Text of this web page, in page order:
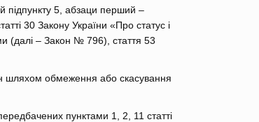
підпункту 5, абзаци перший –
30 Закону України «Про статус і
(далі – Закон № 796), стаття 53
шляхом обмеження або скасування
пунктами 1, 2, 11 статті